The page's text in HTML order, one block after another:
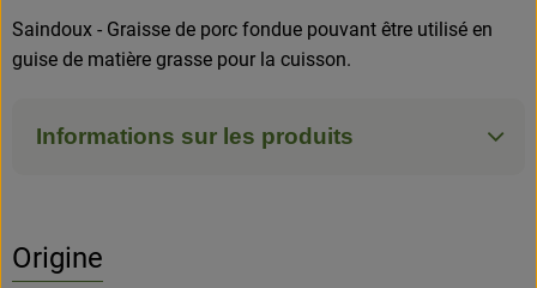
Saindoux - Graisse de porc fondue pouvant être utilisé en
guise de matière grasse pour la cuisson.
Informations sur les produits
Origine